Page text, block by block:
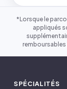
*Lorsque le
appliqués
SPÉCIALITÉS